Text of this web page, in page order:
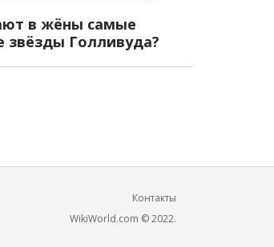
в жёны самые
звёзды Голливуда?
Контакты
WikiWorld.com © 2022.